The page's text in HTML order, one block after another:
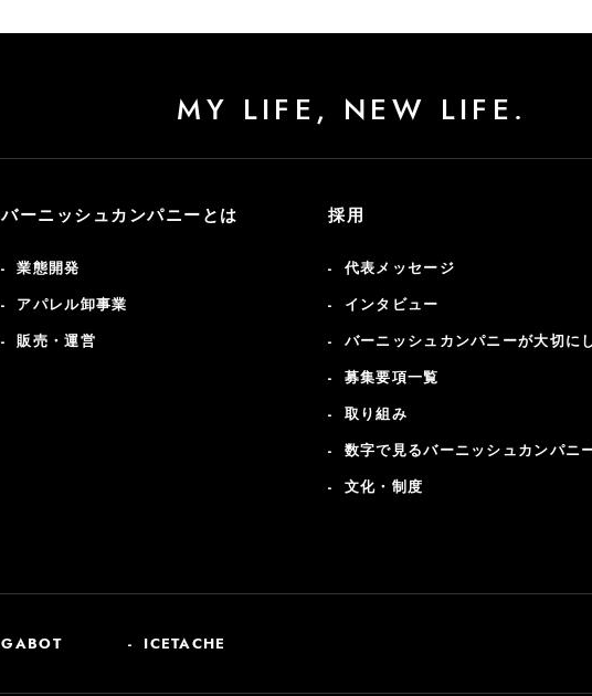
MY LIFE, NEW LIFE.
バーニッシュカンパニーとは
業態開発
アパレル卸事業
販売・運営
採用
代表メッセージ
インタビュー
バーニッシュカンパニーが大切に
募集要項一覧
取り組み
数字で見るバーニッシュカンパニ
文化・制度
GABOT ICETACHE